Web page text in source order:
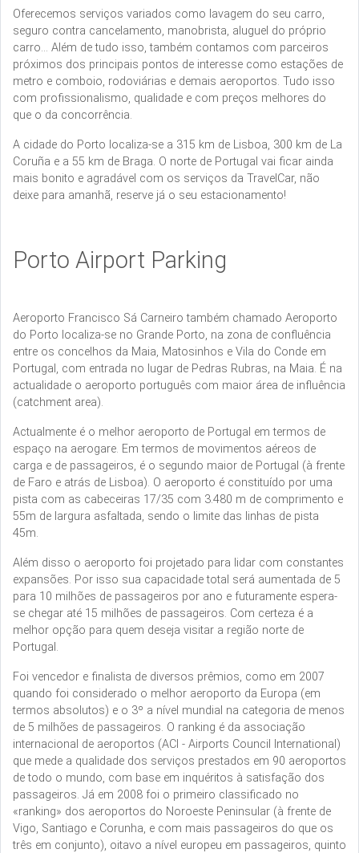
Oferecemos serviços variados como lavagem do seu carro,
seguro contra cancelamento, manobrista, aluguel do próprio
carro... Além de tudo isso, também contamos com parceiros
próximos dos principais pontos de interesse como estações de
metro e comboio, rodoviárias e demais aeroportos. Tudo isso
com profissionalismo, qualidade e com preços melhores do
que o da concorrência.
A cidade do Porto localiza-se a 315 km de Lisboa, 300 km de La
Coruña e a 55 km de Braga. O norte de Portugal vai ficar ainda
mais bonito e agradável com os serviços da TravelCar, não
deixe para amanhã, reserve já o seu estacionamento!
Porto Airport Parking
Aeroporto Francisco Sá Carneiro também chamado Aeroporto
do Porto localiza-se no Grande Porto, na zona de confluência
entre os concelhos da Maia, Matosinhos e Vila do Conde em
Portugal, com entrada no lugar de Pedras Rubras, na Maia. É na
actualidade o aeroporto português com maior área de influência
(catchment area).
Actualmente é o melhor aeroporto de Portugal em termos de
espaço na aerogare. Em termos de movimentos aéreos de
carga e de passageiros, é o segundo maior de Portugal (à frente
de Faro e atrás de Lisboa). O aeroporto é constituído por uma
pista com as cabeceiras 17/35 com 3.480 m de comprimento e
55m de largura asfaltada, sendo o limite das linhas de pista
45m.
Além disso o aeroporto foi projetado para lidar com constantes
expansões. Por isso sua capacidade total será aumentada de 5
para 10 milhões de passageiros por ano e futuramente espera-
se chegar até 15 milhões de passageiros. Com certeza é a
melhor opção para quem deseja visitar a região norte de
Portugal.
Foi vencedor e finalista de diversos prêmios, como em 2007
quando foi considerado o melhor aeroporto da Europa (em
termos absolutos) e o 3º a nível mundial na categoria de menos
de 5 milhões de passageiros. O ranking é da associação
internacional de aeroportos (ACI - Airports Council International)
que mede a qualidade dos serviços prestados em 90 aeroportos
de todo o mundo, com base em inquéritos à satisfação dos
passageiros. Já em 2008 foi o primeiro classificado no
«ranking» dos aeroportos do Noroeste Peninsular (à frente de
Vigo, Santiago e Corunha, e com mais passageiros do que os
três em conjunto), oitavo a nível europeu em passageiros, quinto